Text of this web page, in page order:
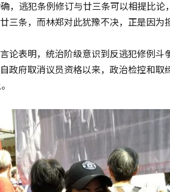
，逃犯条例修订与廿三条可以相提比论
三条，而林郑对此犹豫不决，正是因为
论表明，统治阶级意识到反逃犯修例斗
政府取消议员资格以来，政治检控和取